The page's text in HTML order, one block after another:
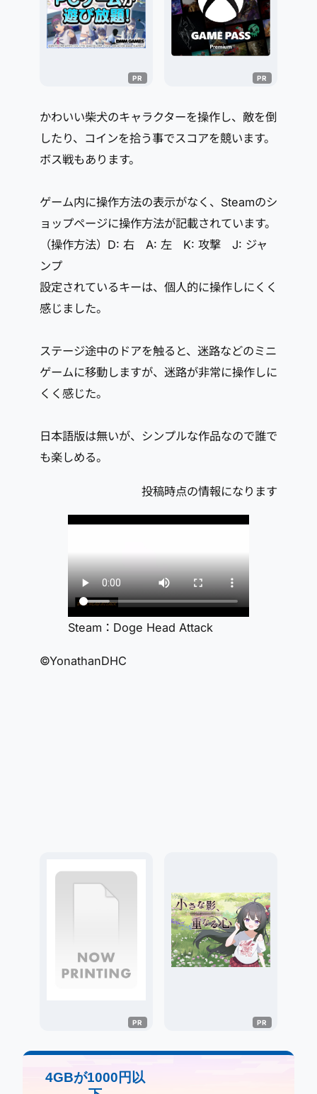
かわいい柴犬のキャラクターを操作し、敵を倒
したり、コインを拾う事でスコアを競います。
ボス戦もあります。
ゲーム内に操作方法の表示がなく、Steamのシ
ョップページに操作方法が記載されています。
（操作方法）D: 右 A: 左 K: 攻撃 J: ジャ
ンプ
設定されているキーは、個人的に操作しにくく
感じました。
ステージ途中のドアを触ると、迷路などのミニ
ゲームに移動しますが、迷路が非常に操作しに
くく感じた。
日本語版は無いが、シンプルな作品なので誰で
も楽しめる。
投稿時点の情報になります
Steam：Doge Head Attack
©YonathanDHC
4GBが1000円以